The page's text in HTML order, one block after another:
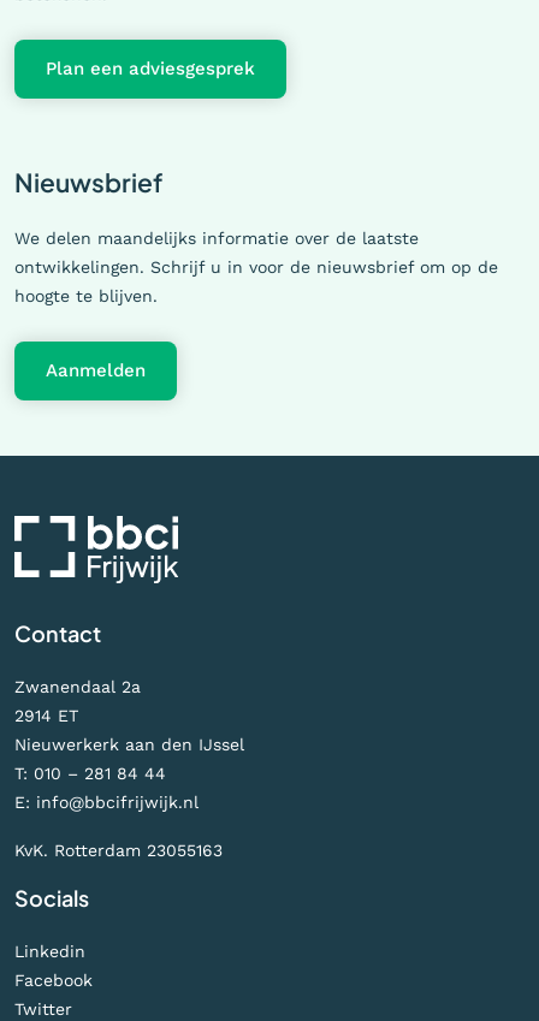
Plan een adviesgesprek
Nieuwsbrief
We delen maandelijks informatie over de laatste
ontwikkelingen. Schrijf u in voor de nieuwsbrief om op de
hoogte te blijven.
Aanmelden
Contact
Zwanendaal 2a
2914 ET
Nieuwerkerk aan den IJssel
T: 010 – 281 84 44
E: info@bbcifrijwijk.nl
KvK. Rotterdam 23055163
Socials
Linkedin
Facebook
Twitter